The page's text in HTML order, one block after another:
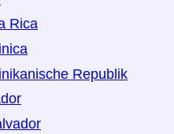
Rica
Republik